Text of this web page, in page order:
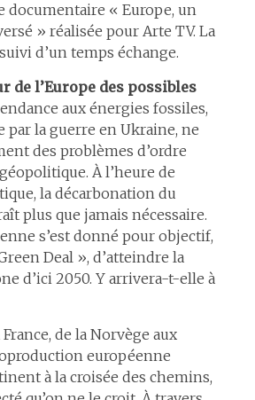
documentaire « Europe, un
» réalisée pour Arte TV. La
d’un temps échange.
de l’Europe des possibles
aux énergies fossiles,
par la guerre en Ukraine, ne
des problèmes d’ordre
À l’heure de
la décarbonation du
plus que jamais nécessaire.
s’est donné pour objectif,
Deal », d’atteindre la
d’ici 2050. Y arrivera-t-elle à
de la Norvège aux
européenne
à la croisée des chemins,